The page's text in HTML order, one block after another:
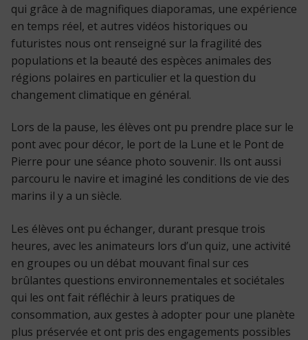
qui grâce à de magnifiques diaporamas, une expérience
en temps réel, et autres vidéos historiques ou
futuristes nous ont renseigné sur la fragilité des
populations et la beauté des espèces animales des
régions polaires en particulier et la question du
changement climatique en général.
Lors de la pause, les élèves ont pu prendre place sur le
pont avec pour décor, le port de la Lune et le Pont de
Pierre pour une séance photo souvenir. Ils ont aussi
parcouru le navire et imaginé les conditions de vie des
marins il y a un siècle.
Les élèves ont pu échanger, durant presque trois
heures, avec les animateurs lors d’un quiz, une activité
en groupes ou un débat mouvant final sur ces
brûlantes questions environnementales et sociétales
qui les ont fait réfléchir à leurs pratiques de
consommation, aux gestes à adopter pour une planète
plus préservée et ont pris des engagements possibles